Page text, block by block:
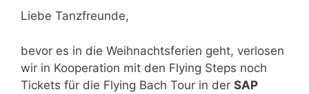
Liebe Tanzfreunde,
bevor es in die Weihnachtsferien geht, verlosen
wir in Kooperation mit den Flying Steps noch
Tickets für die Flying Bach Tour in der SAP